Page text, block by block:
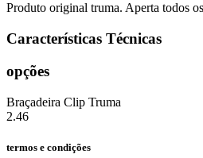
Produto original truma. Aperta todos
Características Técnicas
opções
Braçadeira Clip Truma
2.46
termos e condições